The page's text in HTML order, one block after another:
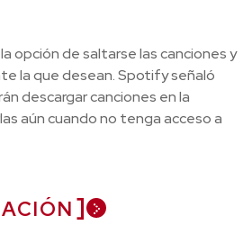
opción de saltarse las canciones y
la que desean. Spotify señaló
descargar canciones en la
aún cuando no tenga acceso a